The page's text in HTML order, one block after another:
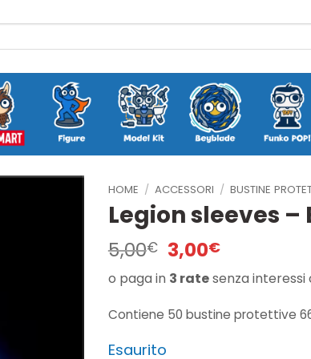
HOME / ACCESSORI / BUSTINE
Legion sleeves –
5,00€ Il
prezzo
originale
era:
5,00€.
3,00€Il
prezzo
attuale
3,00€.
o paga in 3 ratesenza interessi
Contiene 50 bustine protettive
Esaurito